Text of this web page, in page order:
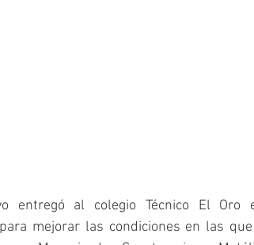
entregó al colegio Técnico El Oro
mejorar las condiciones en las